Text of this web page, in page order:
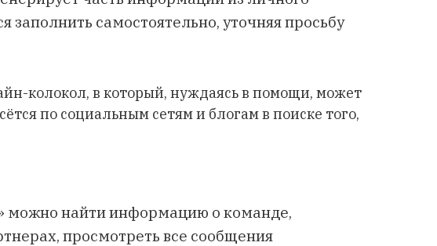
заполнить самостоятельно, уточняя просьбу
колокол, в который, нуждаясь в помощи, может
по социальным сетям и блогам в поиске того,
можно найти информацию о команде,
просмотреть все сообщения